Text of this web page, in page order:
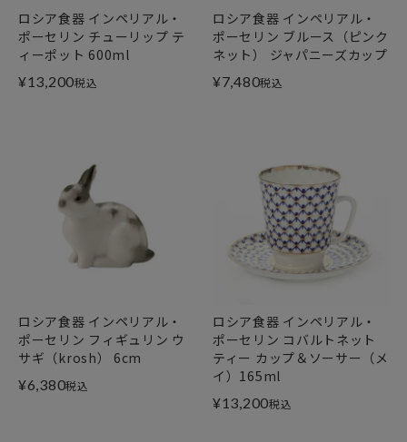
ロシア食器 インペリアル・
ポーセリン チューリップ テ
ィーポット 600ml
¥13,200税込
ロシア食器 インペリアル・
ポーセリン ブルース（ピンク
ネット） ジャパニーズカップ
¥7,480税込
ロシア食器 インペリアル・
ポーセリン フィギュリン ウ
サギ（krosh） 6cm
¥6,380税込
ロシア食器 インペリアル・
ポーセリン コバルトネット
ティー カップ＆ソーサー（メ
イ）165ml
¥13,200税込